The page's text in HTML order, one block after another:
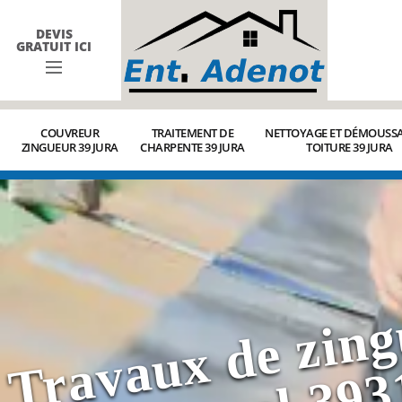
DEVIS
GRATUIT ICI
COUVREUR
ZINGUEUR 39 JURA
TRAITEMENT DE
CHARPENTE 39 JURA
NETTOYAGE ET
TOITURE 39 JURA